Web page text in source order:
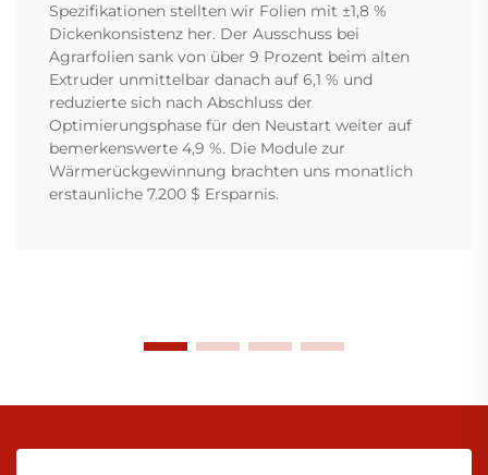
Spezifikationen stellten wir Folien mit ±1,8 %
Dickenkonsistenz her. Der Ausschuss bei
Agrarfolien sank von über 9 Prozent beim alten
Extruder unmittelbar danach auf 6,1 % und
reduzierte sich nach Abschluss der
Optimierungsphase für den Neustart weiter auf
bemerkenswerte 4,9 %. Die Module zur
Wärmerückgewinnung brachten uns monatlich
erstaunliche 7.200 $ Ersparnis.